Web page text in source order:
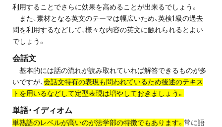
利用することでさらに効果を高めることが出来るでしょう。
また、素材となる英文のテーマは幅広いため、英検1級の過去
問を利用するなどして、様々な内容の英文に触れられるとよい
でしょう。
会話文
基本的には話の流れが読み取れていれば解答できるものが多
いですが、会話文特有の表現も問われているため後述のテキス
トを用いるなどして定型表現は増やしておきましょう。
単語・イディオム
単熟語のレベルが高いのが法学部の特徴でもあります。 常に語